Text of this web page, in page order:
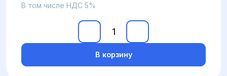
В том числе НДС 5%
В корзину